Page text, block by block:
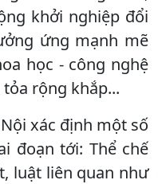
khởi nghiệp đổi
ứng mạnh mẽ
học - công nghệ
rộng khắp...
xác định một số
đoạn tới: Thể chế
luật liên quan như